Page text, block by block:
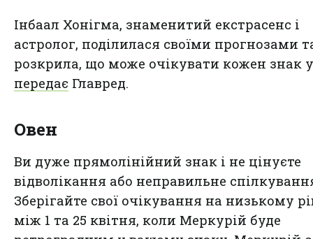
Інбаал Хонігма, знаменитий екстрасенс і
астролог, поділилася своїми прогнозами
розкрила, що може очікувати кожен знак у
передає Главред.
Овен
Ви дуже прямолінійний знак і не цінуєте
відволікання або неправильне
Зберігайте свої очікування на низькому
між 1 та 25 квітня, коли Меркурій буде